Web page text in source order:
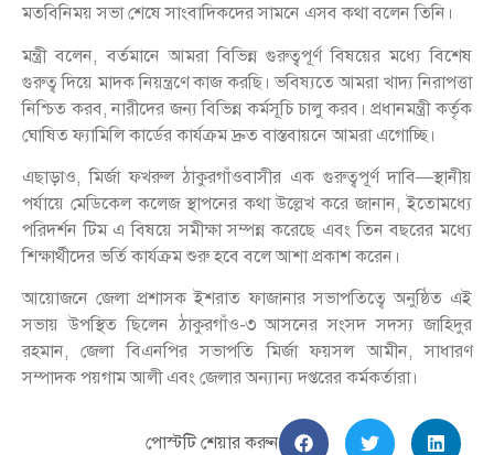
মতবিনিময় সভা শেষে সাংবাদিকদের সামনে এসব কথা বলেন তিনি।
মন্ত্রী বলেন, বর্তমানে আমরা বিভিন্ন গুরুত্বপূর্ণ বিষয়ের মধ্যে বিশেষ
গুরুত্ব দিয়ে মাদক নিয়ন্ত্রণে কাজ করছি। ভবিষ্যতে আমরা খাদ্য নিরাপত্তা
নিশ্চিত করব, নারীদের জন্য বিভিন্ন কর্মসূচি চালু করব। প্রধানমন্ত্রী কর্তৃক
ঘোষিত ফ্যামিলি কার্ডের কার্যক্রম দ্রুত বাস্তবায়নে আমরা এগোচ্ছি।
এছাড়াও, মির্জা ফখরুল ঠাকুরগাঁওবাসীর এক গুরুত্বপূর্ণ দাবি—স্থানীয়
পর্যায়ে মেডিকেল কলেজ স্থাপনের কথা উল্লেখ করে জানান, ইতোমধ্যে
পরিদর্শন টিম এ বিষয়ে সমীক্ষা সম্পন্ন করেছে এবং তিন বছরের মধ্যে
শিক্ষার্থীদের ভর্তি কার্যক্রম শুরু হবে বলে আশা প্রকাশ করেন।
আয়োজনে জেলা প্রশাসক ইশরাত ফাজানার সভাপতিত্বে অনুষ্ঠিত এই
সভায় উপস্থিত ছিলেন ঠাকুরগাঁও-৩ আসনের সংসদ সদস্য জাহিদুর
রহমান, জেলা বিএনপির সভাপতি মির্জা ফয়সল আমীন, সাধারণ
সম্পাদক পয়গাম আলী এবং জেলার অন্যান্য দপ্তরের কর্মকর্তারা।
পোস্টটি শেয়ার করুন